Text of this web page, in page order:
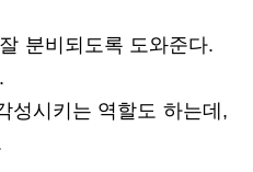
분비되도록 도와준다.
성시키는 역할도 하는데,